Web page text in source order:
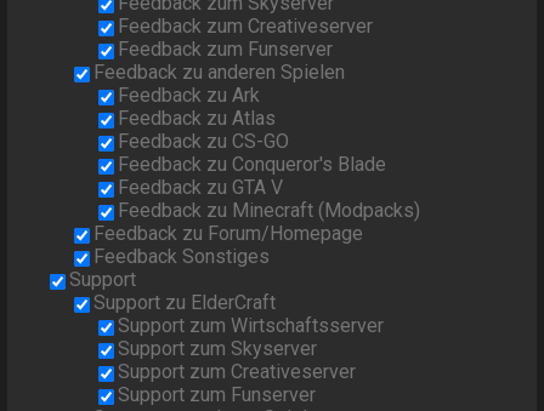
Feedback zum Creativeserver
Feedback zum Funserver
Feedback zu anderen Spielen
Feedback zu Ark
Feedback zu Atlas
Feedback zu CS-GO
Feedback zu Conqueror's Blade
Feedback zu GTA V
Feedback zu Minecraft (Modpacks)
Feedback zu Forum/Homepage
Feedback Sonstiges
Support
Support zu ElderCraft
Support zum Wirtschaftsserver
Support zum Skyserver
Support zum Creativeserver
Support zum Funserver